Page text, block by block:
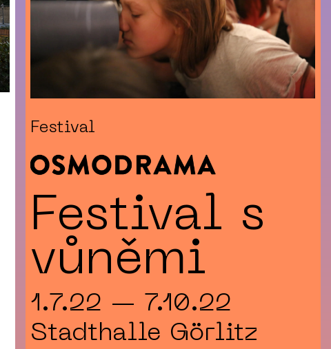
Festival
Festival s
vůněmi
1.7.22 — 7.10.22
Stadthalle Görlitz